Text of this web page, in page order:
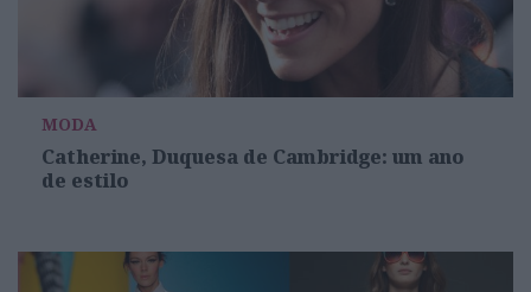
MODA
Catherine, Duquesa de Cambridge: um ano
de estilo